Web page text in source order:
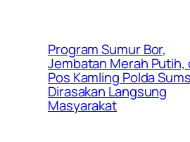
Program Sumur Bor,
Jembatan Merah Putih,
Pos Kamling Polda
Dirasakan Langsung
Masyarakat